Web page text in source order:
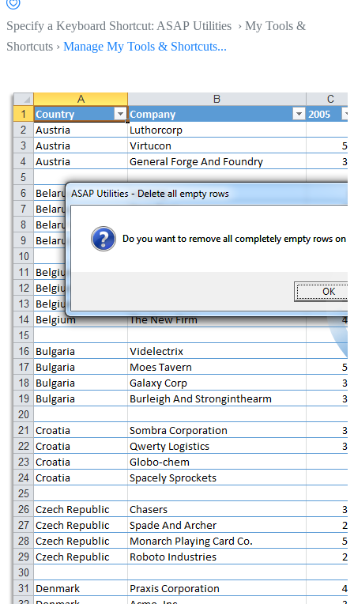
Specify a Keyboard Shortcut: ASAP Utilities › My Tools &
Shortcuts › Manage My Tools & Shortcuts...